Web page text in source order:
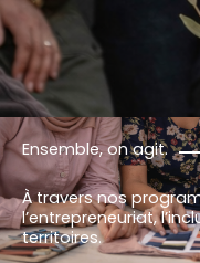
Ensemble, on agit.
À travers nos
l’entrepreneuriat,
territoires.